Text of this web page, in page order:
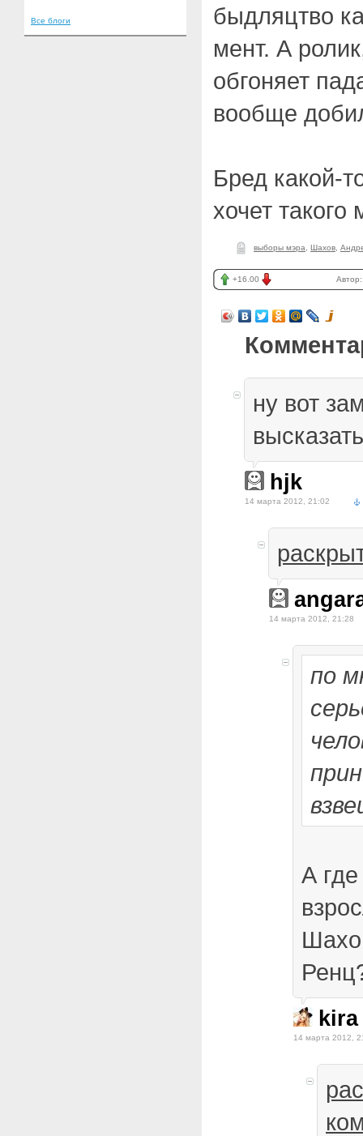
Все блоги
быдляцтво
мент. А
обгоняет
вообще
Бред какой-
хочет
выборы мэра Шахов
+16.00
ну вот
hjk
14 марта 2012, 21:02
14 марта 2012, 21:28
по
А
kira
14 марта 2012,